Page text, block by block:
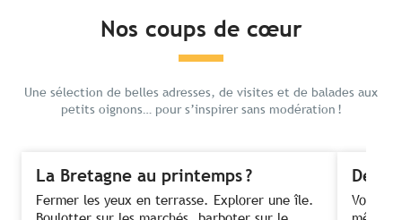
Nos coups de cœur
Une sélection de belles adresses, de visites et de balades aux
petits oignons… pour s’inspirer sans modération !
La Bretagne au printemps ?
Fermer les yeux en terrasse. Explorer une île.
Des
Voir